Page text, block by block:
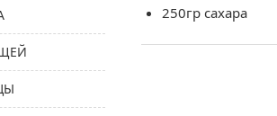
250гр сахара